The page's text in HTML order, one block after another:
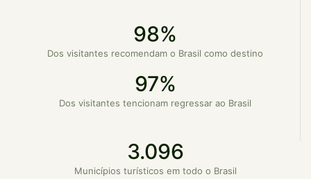
98%
Dos visitantes recomendam o Brasil como destino
97%
Dos visitantes tencionam regressar ao Brasil
3.096
Municípios turísticos em todo o Brasil